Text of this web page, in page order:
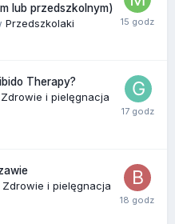
lub przedszkolnym)
Przedszkolaki
Therapy?
Zdrowie i pielęgnacja
Zdrowie i pielęgnacja